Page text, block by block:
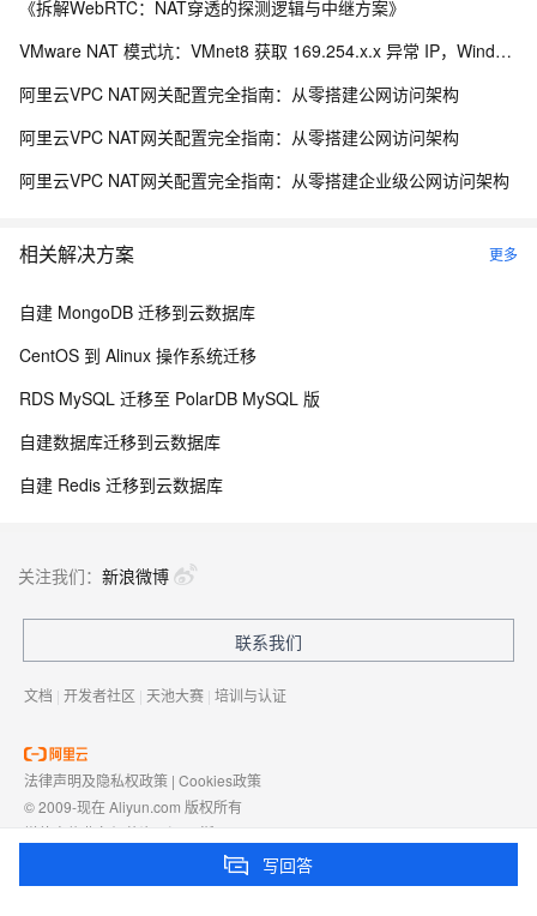
《拆解WebRTC：NAT穿透的探测逻辑与中继方案》
VMware NAT 模式坑：VMnet8 获取 169.254.x.x 异常 IP，Windows 连 Ubuntu SSH 失败解决
阿里云VPC NAT网关配置完全指南：从零搭建公网访问架构
阿里云VPC NAT网关配置完全指南：从零搭建公网访问架构
阿里云VPC NAT网关配置完全指南：从零搭建企业级公网访问架构
相关解决方案 更多
自建 MongoDB 迁移到云数据库
CentOS 到 Alinux 操作系统迁移
RDS MySQL 迁移至 PolarDB MySQL 版
自建数据库迁移到云数据库
自建 Redis 迁移到云数据库
写回答
关注我们： 新浪微博
联系我们
文档 | 开发者社区 | 天池大赛 | 培训与认证
法律声明及隐私权政策 | Cookies政策
© 2009-现在 Aliyun.com 版权所有
增值电信业务经营许可证： 浙B2-20080101
浙D3-20210002
浙公网安备 33010602009975号浙B2-20080101-4